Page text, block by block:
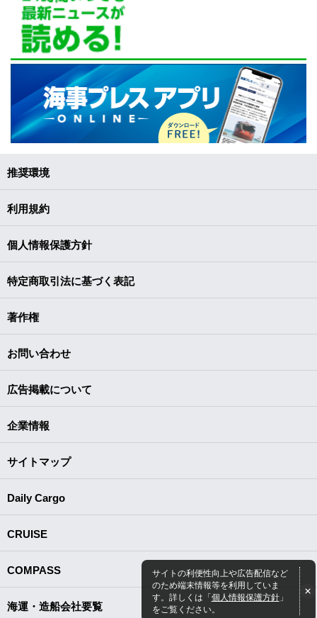
サイトの利便性向上や広告配信など
のため端末情報等を利用していま
す。詳しくは「個人情報保護方針」
をご覧ください。
推奨環境
利用規約
個人情報保護方針
特定商取引法に基づく表記
著作権
お問い合わせ
広告掲載について
企業情報
サイトマップ
Daily Cargo
CRUISE
COMPASS
海運・造船会社要覧